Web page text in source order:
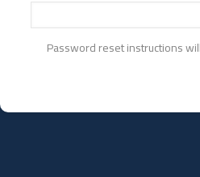
Password reset instructions